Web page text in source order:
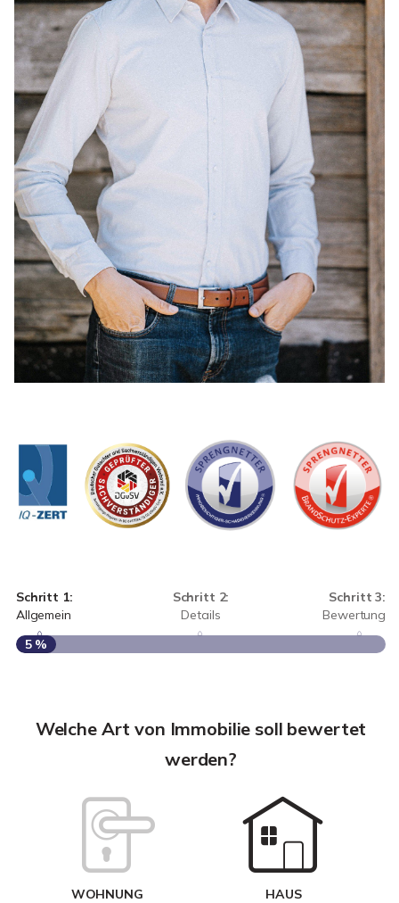
Schritt 1:
Allgemein
Schritt 2:
Details
Schritt 3:
Bewertung
5 %
Welche Art von Immobilie soll bewertet
werden?
WOHNUNG HAUS